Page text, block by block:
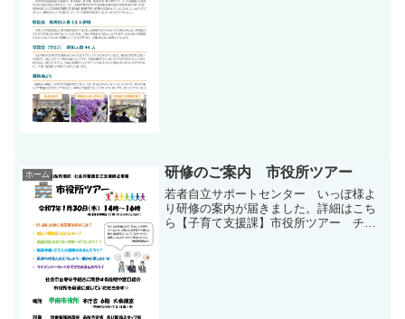
ホーム 研修のご案内 市役所ツアー
若者自立サポートセンター いっぽ様よ
り研修の案内が届きました。詳細はこち
ら【子育て支援課】市役所ツアー チラ